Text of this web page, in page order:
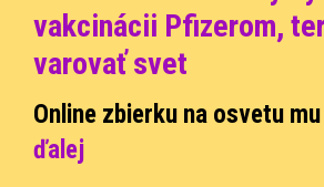
vakcinácii Pfizerom,
varovať svet
Online zbierku na osvetu
ďalej